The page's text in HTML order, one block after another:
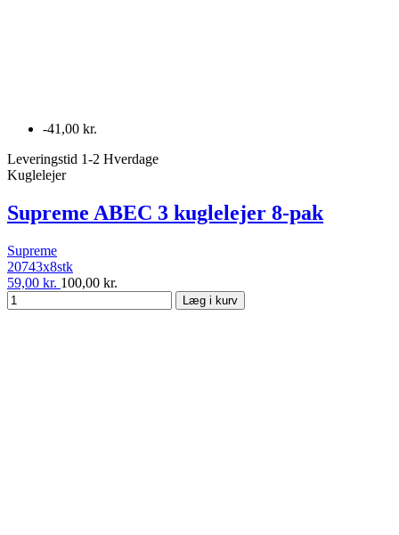
-41,00 kr.
Leveringstid 1-2 Hverdage
Kuglelejer
Supreme ABEC 3 kuglelejer 8-pak
Supreme
20743x8stk
59,00 kr. 100,00 kr.
Læg i kurv